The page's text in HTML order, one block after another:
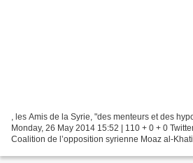
, les Amis de la Syrie, "des menteurs et des
Monday, 26 May 2014 15:52 | 110 + 0 + 0
Coalition de l’opposition syrienne Moaz al-